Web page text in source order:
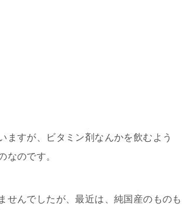
ますが、ビタミン剤なんかを飲むよう
なのです。
せんでしたが、最近は、純国産のものも